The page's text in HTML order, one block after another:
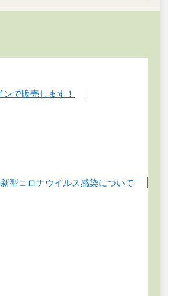
で販売します！
型コロナウイルス感染について